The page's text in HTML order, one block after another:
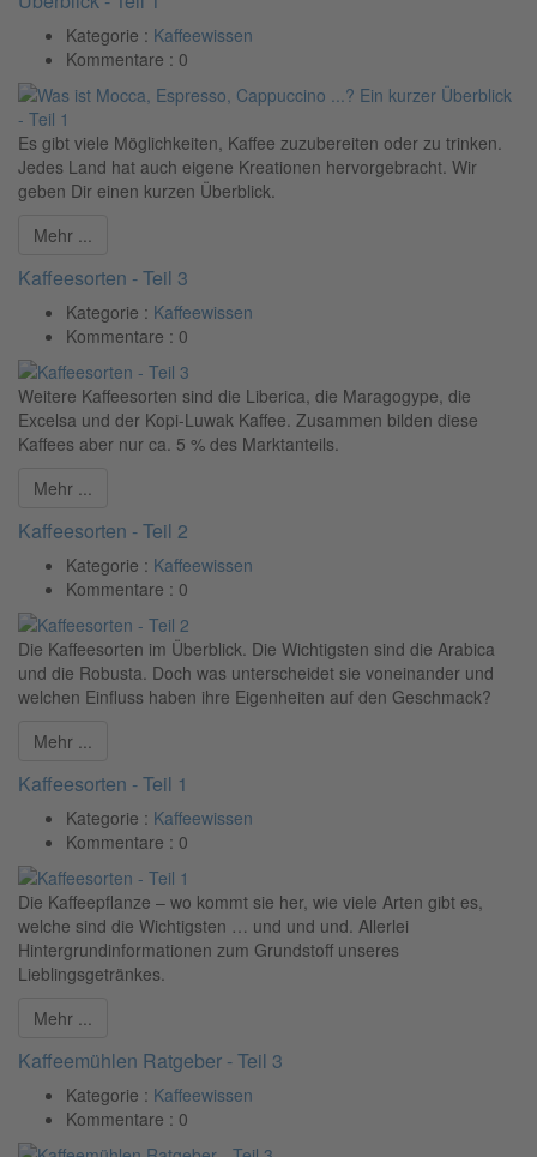
Kategorie : Kaffeewissen
Kommentare : 0
Es gibt viele Möglichkeiten, Kaffee zuzubereiten oder zu trinken.
Jedes Land hat auch eigene Kreationen hervorgebracht. Wir
geben Dir einen kurzen Überblick.
Mehr ...
Kaffeesorten - Teil 3
Kategorie : Kaffeewissen
Kommentare : 0
Weitere Kaffeesorten sind die Liberica, die Maragogype, die
Excelsa und der Kopi-Luwak Kaffee. Zusammen bilden diese
Kaffees aber nur ca. 5 % des Marktanteils.
Mehr ...
Kaffeesorten - Teil 2
Kategorie : Kaffeewissen
Kommentare : 0
Die Kaffeesorten im Überblick. Die Wichtigsten sind die Arabica
und die Robusta. Doch was unterscheidet sie voneinander und
welchen Einfluss haben ihre Eigenheiten auf den Geschmack?
Mehr ...
Kaffeesorten - Teil 1
Kategorie : Kaffeewissen
Kommentare : 0
Die Kaffeepflanze – wo kommt sie her, wie viele Arten gibt es,
welche sind die Wichtigsten … und und und. Allerlei
Hintergrundinformationen zum Grundstoff unseres
Lieblingsgetränkes.
Mehr ...
Kaffeemühlen Ratgeber - Teil 3
Kategorie : Kaffeewissen
Kommentare : 0